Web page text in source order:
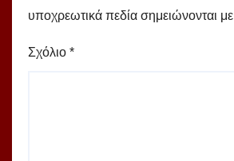
υποχρεωτικά πεδία σημειώνονται με
Σχόλιο *